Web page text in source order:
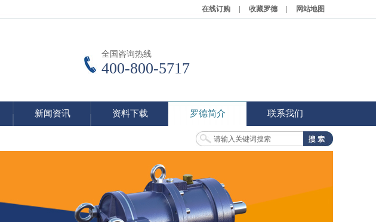
在线订购 收藏罗德 网站地图
全国咨询热线
400-800-5717
新闻资讯 资料下载 罗德简介 联系我们